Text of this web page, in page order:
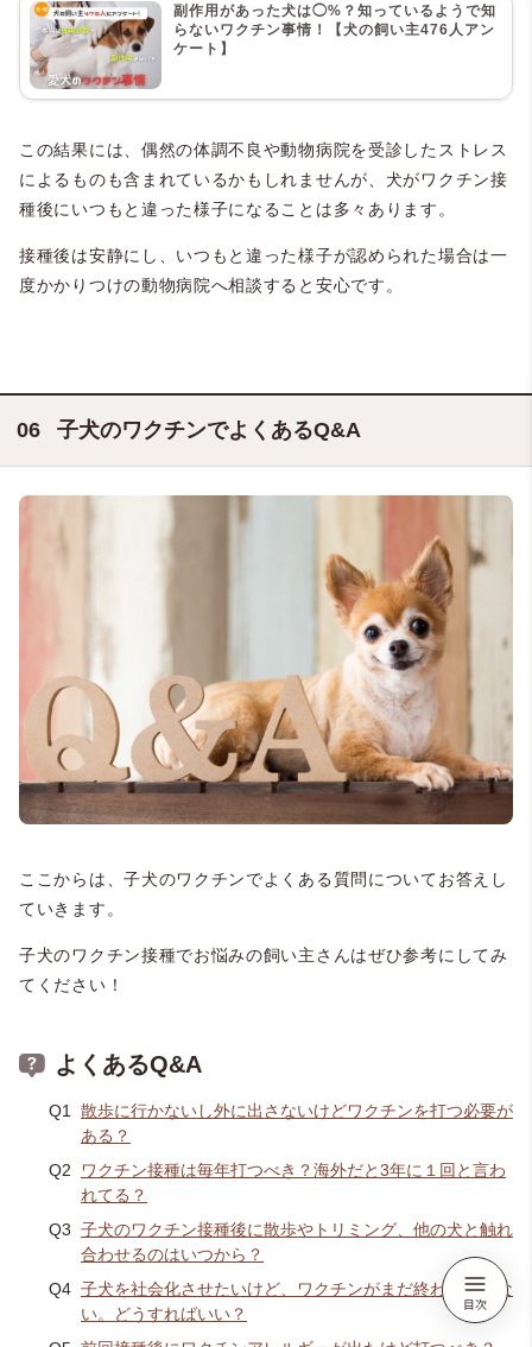
副作用があった犬は◯%？知っているようで知
らないワクチン事情！【犬の飼い主476人アン
ケート】
この結果には、偶然の体調不良や動物病院を受診したストレス
によるものも含まれているかもしれませんが、犬がワクチン接
種後にいつもと違った様子になることは多々あります。
接種後は安静にし、いつもと違った様子が認められた場合は一
度かかりつけの動物病院へ相談すると安心です。
子犬のワクチンでよくあるQ&A
ここからは、子犬のワクチンでよくある質問についてお答えし
ていきます。
子犬のワクチン接種でお悩みの飼い主さんはぜひ参考にしてみ
てください！
よくあるQ&A
散歩に行かないし外に出さないけどワクチンを打つ必要が
ある？
ワクチン接種は毎年打つべき？海外だと3年に１回と言わ
れてる？
子犬のワクチン接種後に散歩やトリミング、他の犬と触れ
合わせるのはいつから？
子犬を社会化させたいけど、ワクチンがまだ終わっていな
い。どうすればいい？